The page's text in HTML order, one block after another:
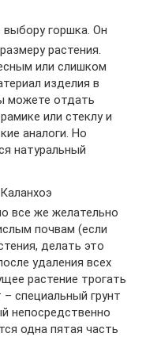
выбору горшка. Он
растения.
или слишком
изделия в
можете отдать
или стеклу и
аналоги. Но
натуральный
все же желательно
почвам (если
делать это
удаления всех
растение трогать
специальный грунт
непосредственно
одна пятая часть